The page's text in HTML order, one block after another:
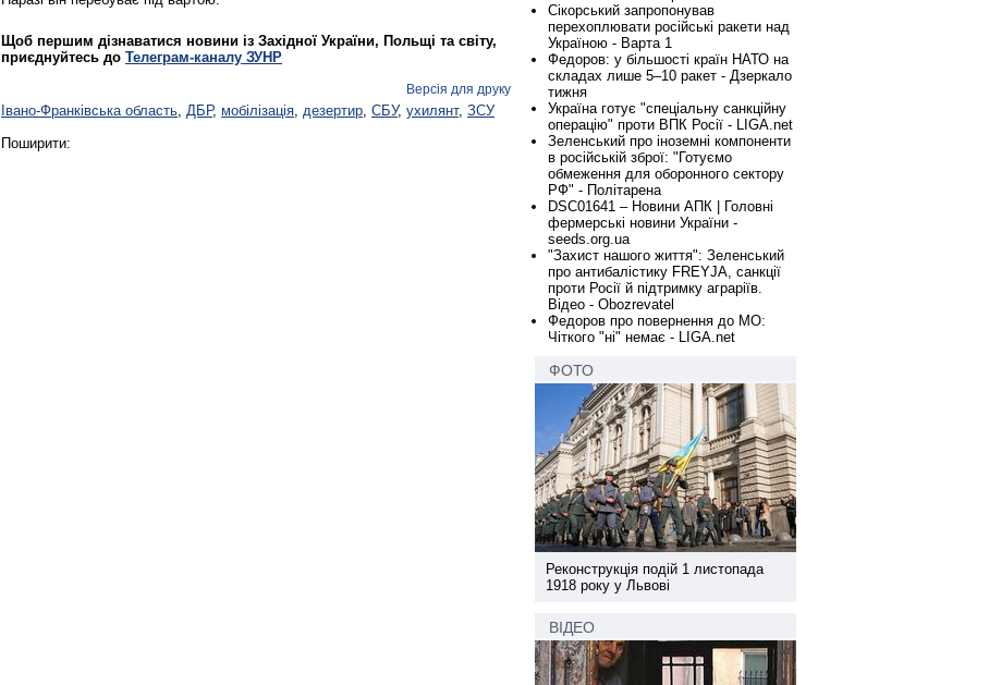
Щоб першим дізнаватися новини із Західної України, Польщі та світу,
приєднуйтесь до Телеграм-каналу ЗУНР
Версія для друку
Івано-Франківська область, ДБР, мобілізація, дезертир, СБУ, ухилянт, ЗСУ
Поширити:
Сікорський запропонував
перехоплювати російські ракети над
Україною - Варта 1
Федоров: у більшості країн НАТО на
складах лише 5–10 ракет - Дзеркало
тижня
Україна готує "спеціальну санкційну
операцію" проти ВПК Росії - LIGA.net
Зеленський про іноземні компоненти
в російській зброї: "Готуємо
обмеження для оборонного сектору
РФ" - Політарена
DSC01641 – Новини АПК | Головні
фермерські новини України -
seeds.org.ua
"Захист нашого життя": Зеленський
про антибалістику FREYJA, санкції
проти Росії й підтримку аграріїв.
Відео - Obozrevatel
Федоров про повернення до МО:
Чіткого "ні" немає - LIGA.net
ФОТО
Реконструкція подій 1 листопада
1918 року у Львові
ВІДЕО